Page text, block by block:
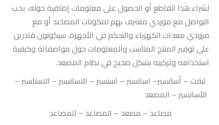
لشراء هذا القاطع أو الحصول على معلومات إضافية حوله، يجب
التواصل مع موردي معترف بهم لمكونات المصاعد أو مع
مزودي معدات الكهرباء والتحكم في الأجهزة. سيكونون قادرين
على توفير المنتج المناسب والمعلومات حول مواصفاته وكيفية
استخدامه وتركيبه بشكل صحيح في نظام المصعد.
ليفت– أسانسير– اسانسير– اسنسير– الاسانسير– الاسناسير–
الأسانسير– المصعد
مصاعد – مصعد – المصاعد – للمصاعد